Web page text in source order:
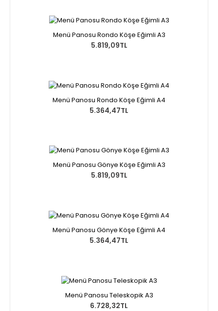
Menü Panosu Rondo Köşe Eğimli A3
5.819,09TL
Menü Panosu Rondo Köşe Eğimli A4
5.364,47TL
Menü Panosu Gönye Köşe Eğimli A3
5.819,09TL
Menü Panosu Gönye Köşe Eğimli A4
5.364,47TL
Menü Panosu Teleskopik A3
6.728,32TL